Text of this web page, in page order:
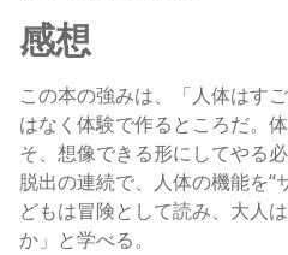
感想
この本の強みは、「人体はす
はなく体験で作るところだ。
そ、想像できる形にしてやる
脱出の連続で、人体の機能を“
どもは冒険として読み、大人
か」と学べる。